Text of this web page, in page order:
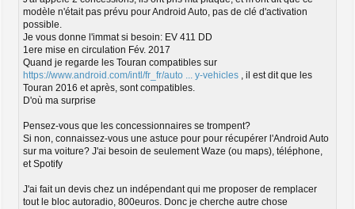
modèle n'était pas prévu pour Android Auto, pas de clé d'activation
possible.
Je vous donne l'immat si besoin: EV 411 DD
1ere mise en circulation Fév. 2017
Quand je regarde les Touran compatibles sur
https://www.android.com/intl/fr_fr/auto ... y-vehicles , il est dit que les
Touran 2016 et après, sont compatibles.
D'où ma surprise
Pensez-vous que les concessionnaires se trompent?
Si non, connaissez-vous une astuce pour pour récupérer l'Android Auto
sur ma voiture? J'ai besoin de seulement Waze (ou maps), téléphone,
et Spotify
J'ai fait un devis chez un indépendant qui me proposer de remplacer
tout le bloc autoradio, 800euros. Donc je cherche autre chose